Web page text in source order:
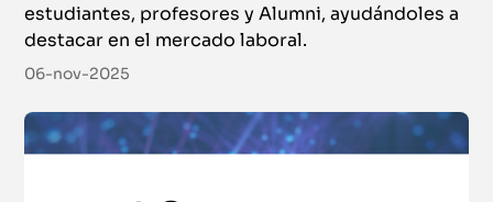
estudiantes, profesores y Alumni, ayudándoles a
destacar en el mercado laboral.
06-nov-2025